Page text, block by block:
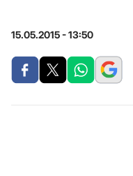
15.05.2015 - 13:50